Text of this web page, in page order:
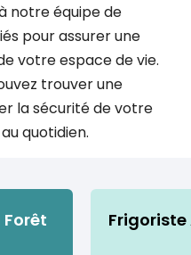
notre équipe de
pour assurer une
votre espace de vie.
trouver une
la sécurité de votre
quotidien.
Frigoriste